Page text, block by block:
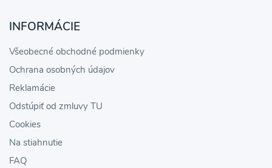
INFORMÁCIE
Všeobecné obchodné podmienky
Ochrana osobných údajov
Reklamácie
Odstúpiť od zmluvy TU
Cookies
Na stiahnutie
FAQ